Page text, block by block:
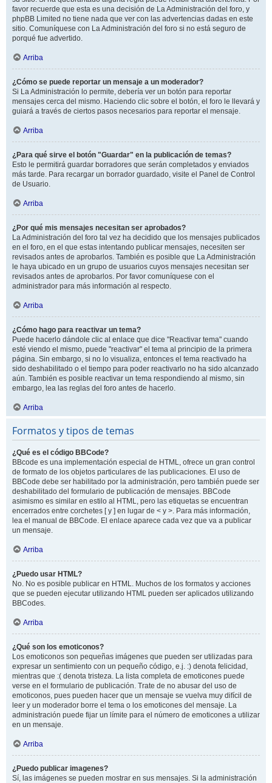
favor recuerde que esta es una decisión de La Administración del foro, y
phpBB Limited no tiene nada que ver con las advertencias dadas en este
sitio. Comuníquese con La Administración del foro si no está seguro de
porqué fue advertido.
Arriba
¿Cómo se puede reportar un mensaje a un moderador?
Si La Administración lo permite, debería ver un botón para reportar
mensajes cerca del mismo. Haciendo clic sobre el botón, el foro le llevará y
guiará a través de ciertos pasos necesarios para reportar el mensaje.
Arriba
¿Para qué sirve el botón "Guardar" en la publicación de temas?
Esto le permitirá guardar borradores que serán completados y enviados
más tarde. Para recargar un borrador guardado, visite el Panel de Control
de Usuario.
Arriba
¿Por qué mis mensajes necesitan ser aprobados?
La Administración del foro tal vez ha decidido que los mensajes publicados
en el foro, en el que estas intentando publicar mensajes, necesiten ser
revisados antes de aprobarlos. También es posible que La Administración
le haya ubicado en un grupo de usuarios cuyos mensajes necesitan ser
revisados antes de aprobarlos. Por favor comuníquese con el
administrador para más información al respecto.
Arriba
¿Cómo hago para reactivar un tema?
Puede hacerlo dándole clic al enlace que dice "Reactivar tema" cuando
esté viendo el mismo, puede "reactivar" el tema al principio de la primera
página. Sin embargo, si no lo visualiza, entonces el tema reactivado ha
sido deshabilitado o el tiempo para poder reactivarlo no ha sido alcanzado
aún. También es posible reactivar un tema respondiendo al mismo, sin
embargo, lea las reglas del foro antes de hacerlo.
Arriba
Formatos y tipos de temas
¿Qué es el código BBCode?
BBcode es una implementación especial de HTML, ofrece un gran control
de formato de los objetos particulares de las publicaciones. El uso de
BBCode debe ser habilitado por la administración, pero también puede ser
deshabilitado del formulario de publicación de mensajes. BBCode
asimismo es similar en estilo al HTML, pero las etiquetas se encuentran
encerrados entre corchetes [ y ] en lugar de < y >. Para más información,
lea el manual de BBCode. El enlace aparece cada vez que va a publicar
un mensaje.
Arriba
¿Puedo usar HTML?
No. No es posible publicar en HTML. Muchos de los formatos y acciones
que se pueden ejecutar utilizando HTML pueden ser aplicados utilizando
BBCodes.
Arriba
¿Qué son los emoticonos?
Los emoticonos son pequeñas imágenes que pueden ser utilizadas para
expresar un sentimiento con un pequeño código, e.j. :) denota felicidad,
mientras que :( denota tristeza. La lista completa de emoticones puede
verse en el formulario de publicación. Trate de no abusar del uso de
emoticonos, pues pueden hacer que un mensaje se vuelva muy difícil de
leer y un moderador borre el tema o los emoticones del mensaje. La
administración puede fijar un límite para el número de emoticones a utilizar
en un mensaje.
Arriba
¿Puedo publicar imagenes?
Sí, las imágenes se pueden mostrar en sus mensajes. Si la administración